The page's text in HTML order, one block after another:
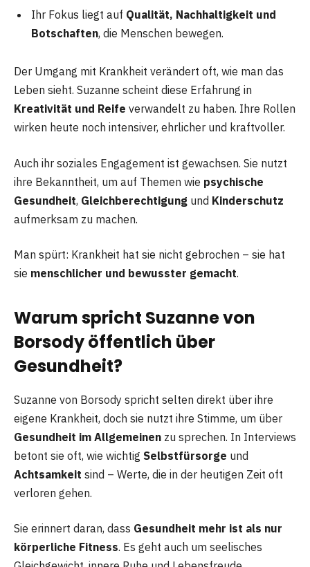
Ihr Fokus liegt auf Qualität, Nachhaltigkeit und
Botschaften, die Menschen bewegen.
Der Umgang mit Krankheit verändert oft, wie man das
Leben sieht. Suzanne scheint diese Erfahrung in
Kreativität und Reife verwandelt zu haben. Ihre Rollen
wirken heute noch intensiver, ehrlicher und kraftvoller.
Auch ihr soziales Engagement ist gewachsen. Sie nutzt
ihre Bekanntheit, um auf Themen wie psychische
Gesundheit, Gleichberechtigung und Kinderschutz
aufmerksam zu machen.
Man spürt: Krankheit hat sie nicht gebrochen – sie hat
sie menschlicher und bewusster gemacht.
Warum spricht Suzanne von
Borsody öffentlich über
Gesundheit?
Suzanne von Borsody spricht selten direkt über ihre
eigene Krankheit, doch sie nutzt ihre Stimme, um über
Gesundheit im Allgemeinen zu sprechen. In Interviews
betont sie oft, wie wichtig Selbstfürsorge und
Achtsamkeit sind – Werte, die in der heutigen Zeit oft
verloren gehen.
Sie erinnert daran, dass Gesundheit mehr ist als nur
körperliche Fitness. Es geht auch um seelisches